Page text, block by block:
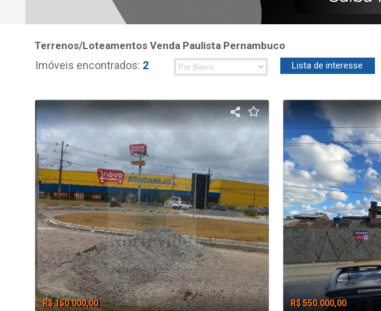
Terrenos/Loteamentos Venda Paulista Pernambuco
Imóveis encontrados: 2 Lista de interesse
R$ 150.000,00
R$ 550.000,00